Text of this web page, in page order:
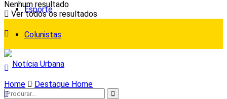
Esporte
Colunistas
Nenhum resultado
Ver todos os resultados
Home Destaque Home